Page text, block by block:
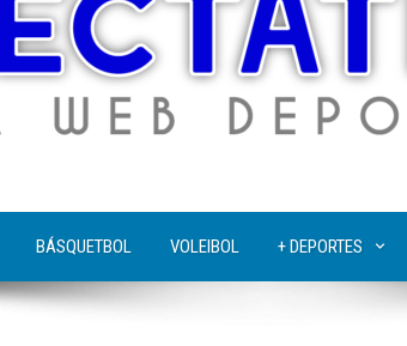
BÁSQUETBOL VOLEIBOL + DEPORTES